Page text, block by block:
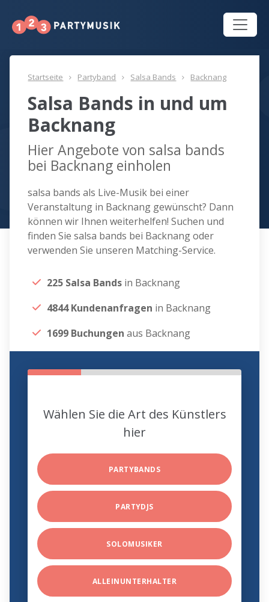
Startseite Partyband Salsa Bands Backnang
Salsa Bands in und um
Backnang
Hier Angebote von salsa bands
bei Backnang einholen
salsa bands als Live-Musik bei einer
Veranstaltung in Backnang gewünscht? Dann
können wir Ihnen weiterhelfen! Suchen und
finden Sie salsa bands bei Backnang oder
verwenden Sie unseren Matching-Service.
225 Salsa Bands in Backnang
4844 Kundenanfragen in Backnang
1699 Buchungen aus Backnang
Wählen Sie die Art des Künstlers
hier
PARTYBANDS
PARTYDJS
SOLOMUSIKER
ALLEINUNTERHALTER